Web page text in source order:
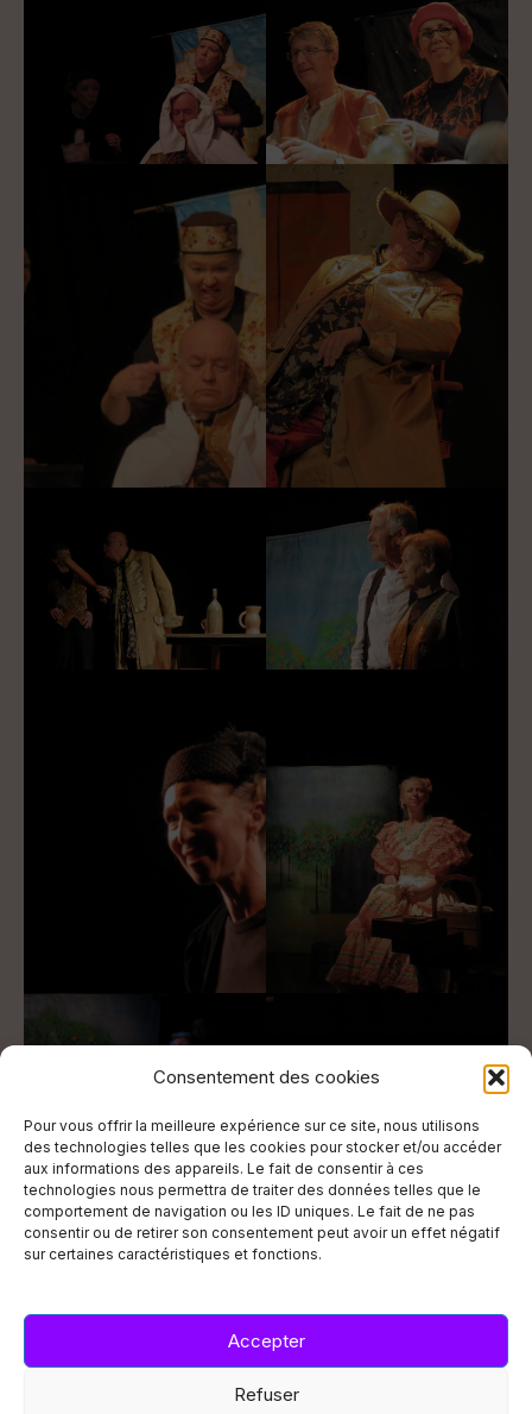
Consentement des cookies
Pour vous offrir la meilleure expérience sur ce site, nous utilisons
des technologies telles que les cookies pour stocker et/ou accéder
aux informations des appareils. Le fait de consentir à ces
technologies nous permettra de traiter des données telles que le
comportement de navigation ou les ID uniques. Le fait de ne pas
consentir ou de retirer son consentement peut avoir un effet négatif
sur certaines caractéristiques et fonctions.
Accepter
Refuser